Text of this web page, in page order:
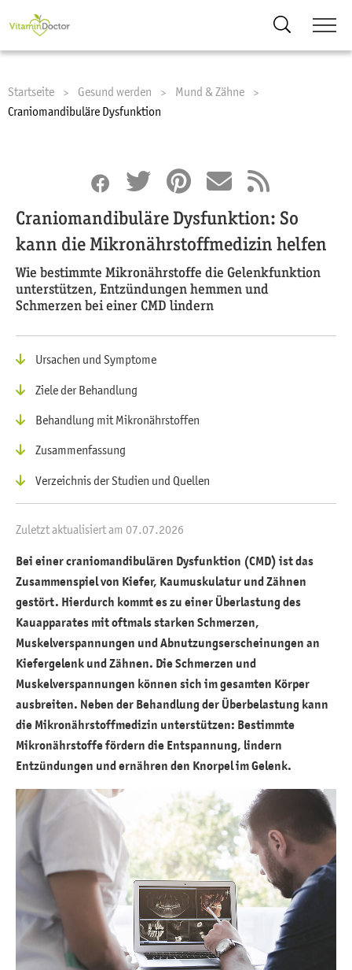
Startseite Gesund werden
Mund & Zähne
Current:
Craniomandibuläre Dysfunktion
Craniomandibuläre Dysfunktion: So
kann die Mikronährstoffmedizin helfen
Wie bestimmte Mikronährstoffe die Gelenkfunktion
unterstützen, Entzündungen hemmen und
Schmerzen bei einer CMD lindern
Ursachen und Symptome
Ziele der Behandlung
Behandlung mit Mikronährstoffen
Zusammenfassung
Verzeichnis der Studien und Quellen
Zuletzt aktualisiert am 07.07.2026
Bei einer craniomandibulären Dysfunktion (CMD) ist das
Zusammenspiel von Kiefer, Kaumuskulatur und Zähnen
gestört. Hierdurch kommt es zu einer Überlastung des
Kauapparates mit oftmals starken Schmerzen,
Muskelverspannungen und Abnutzungserscheinungen an
Kiefergelenk und Zähnen. Die Schmerzen und
Muskelverspannungen können sich im gesamten Körper
ausbreiten. Neben der Behandlung der Überbelastung kann
die Mikronährstoffmedizin unterstützen: Bestimmte
Mikronährstoffe fördern die Entspannung, lindern
Entzündungen und ernähren den Knorpel im Gelenk.